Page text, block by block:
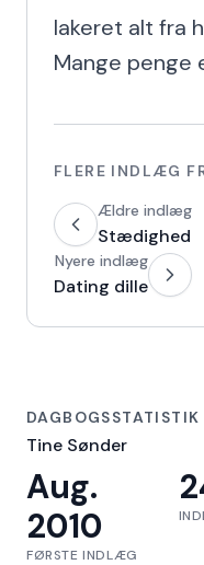
lakeret alt fra
Mange penge
FLERE INDLÆG
Ældre indlæg
Stædighed
Nyere indlæg
Dating dille
DAGBOGSSTATISTIK
Tine Sønder
Aug.
2010
FØRSTE INDLÆG